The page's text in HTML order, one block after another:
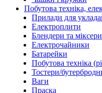
Побутова техніка,
Прилади для
Електроплити
Блендери та міксери
Електрочайники
Батарейки
Побутова техніка
Тостери/
Ваги
Праска